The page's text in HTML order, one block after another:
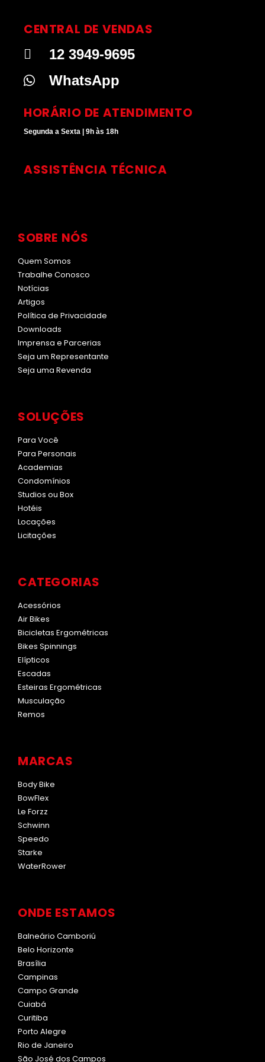
a
g
r
a
e
d
i
n
u
b
e
o
k
CENTRAL DE VENDAS
12 3949-9695
WhatsApp
HORÁRIO DE ATENDIMENTO
Segunda a Sexta | 9h às 18h
ASSISTÊNCIA TÉCNICA
SOBRE NÓS
Quem Somos
Trabalhe Conosco
Notícias
Artigos
Política de Privacidade
Downloads
Imprensa e Parcerias
Seja um Representante
Seja uma Revenda
SOLUÇÕES
Para Você
Para Personais
Academias
Condomínios
Studios ou Box
Hotéis
Locações
Licitações
CATEGORIAS
Acessórios
Air Bikes
Bicicletas Ergométricas
Bikes Spinnings
Elípticos
Escadas
Esteiras Ergométricas
Musculação
Remos
MARCAS
Body Bike
BowFlex
Le Forzz
Schwinn
Speedo
Starke
WaterRower
ONDE ESTAMOS
Balneário Camboriú
Belo Horizonte
Brasília
Campinas
Campo Grande
Cuiabá
Curitiba
Porto Alegre
Rio de Janeiro
São José dos Campos